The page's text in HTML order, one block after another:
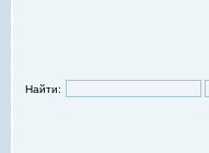
Найти: